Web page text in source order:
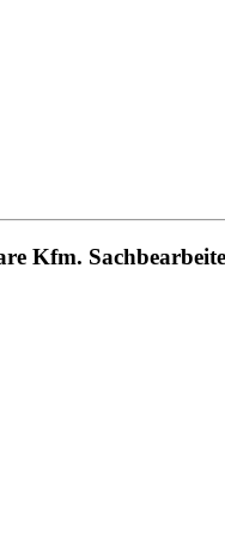
Kfm.